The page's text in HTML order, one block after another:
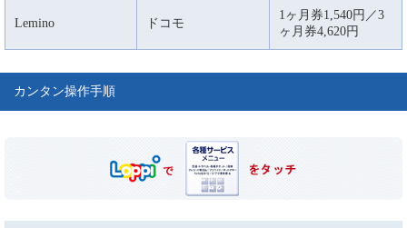
Lemino ドコモ
1ヶ月券1,540円／3
ヶ月券4,620円
カンタン操作手順